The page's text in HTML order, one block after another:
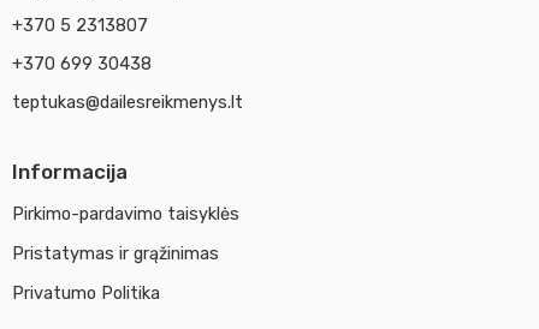
+370 5 2313807
+370 699 30438
teptukas@dailesreikmenys.lt
Informacija
Pirkimo-pardavimo taisyklės
Pristatymas ir grąžinimas
Privatumo Politika